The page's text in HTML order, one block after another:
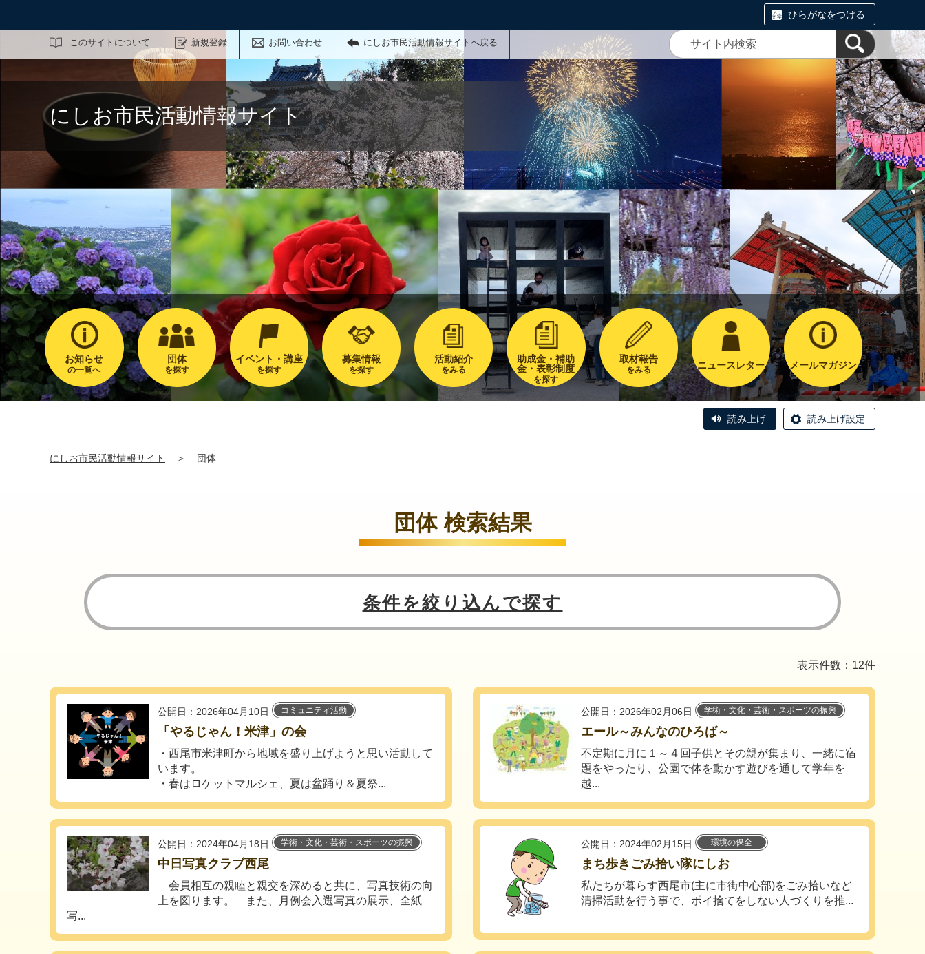
ひらがなをつける
このサイトについて 新規登録 お問い合わせ にしお市民活動情報サイトへ戻る
サイト内検索
にしお市民活動情報サイト
お知らせ
の一覧へ
団体
を探す
イベント・講座
を探す
募集情報
を探す
活動紹介
をみる
助成金・補助
金・表彰制度
を探す
取材報告
をみる ニュースレター メールマガジン
読み上げ 読み上げ設定
にしお市民活動情報サイト ＞ 団体
団体 検索結果
条件を絞り込んで探す
表示件数：12件
公開日：2026年04月10日 コミュニティ活動
「やるじゃん！米津」の会
・西尾市米津町から地域を盛り上げようと思い活動して
います。
・春はロケットマルシェ、夏は盆踊り＆夏祭...
公開日：2026年02月06日 学術・文化・芸術・スポーツの振興
エール～みんなのひろば～
不定期に月に１～４回子供とその親が集まり、一緒に宿
題をやったり、公園で体を動かす遊びを通して学年を
越...
公開日：2024年04月18日 学術・文化・芸術・スポーツの振興
中日写真クラブ西尾
会員相互の親睦と親交を深めると共に、写真技術の向
上を図ります。 また、月例会入選写真の展示、全紙
写...
公開日：2024年02月15日 環境の保全
まち歩きごみ拾い隊にしお
私たちが暮らす西尾市(主に市街中心部)をごみ拾いなど
清掃活動を行う事で、ポイ捨てをしない人づくりを推...